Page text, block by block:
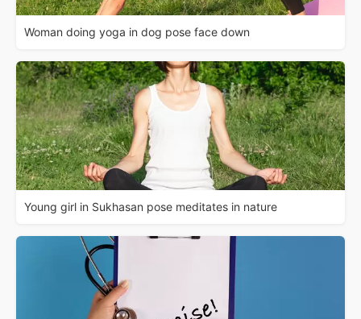
Woman doing yoga in dog pose face down
Young girl in Sukhasan pose meditates in nature